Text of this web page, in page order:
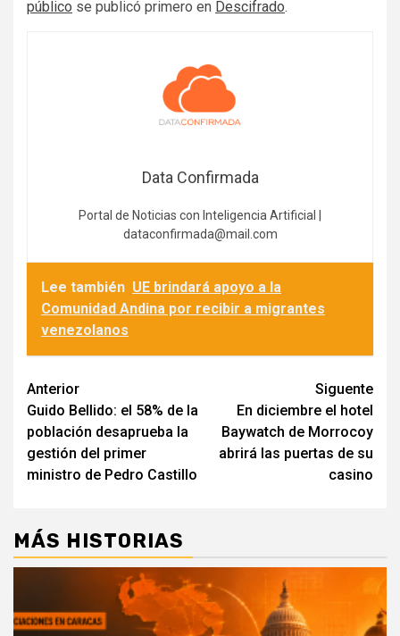
público se publicó primero en Descifrado.
Data Confirmada
Portal de Noticias con Inteligencia Artificial |
dataconfirmada@mail.com
Lee también UE brindará apoyo a la
Comunidad Andina por recibir a migrantes
venezolanos
Navegación
de
entradas
Anterior
Guido Bellido: el 58% de la
población desaprueba la
gestión del primer
ministro de Pedro Castillo
Siguente
En diciembre el hotel
Baywatch de Morrocoy
abrirá las puertas de su
casino
MÁS HISTORIAS